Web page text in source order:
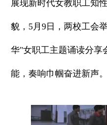
展现新时代女教职工知
貌，5月9日，两校工会
华"女职工主题诵读分享
能，奏响巾帼奋进新声。